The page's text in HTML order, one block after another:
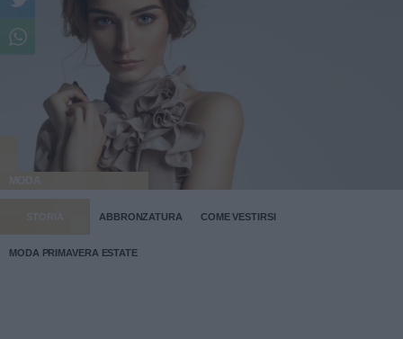
MODA
STORIA ABBRONZATURA COME VESTIRSI
MODA PRIMAVERA ESTATE